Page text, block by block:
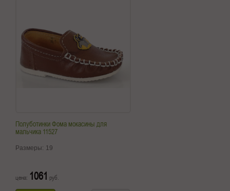
Полуботинки Фома мокасины для
мальчика 11527
Размеры: 19
цена: 1061 руб.